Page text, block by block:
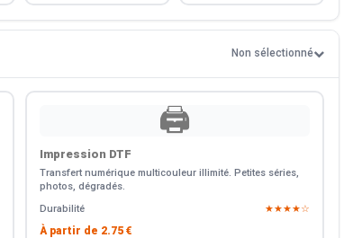
Non sélectionné
🖨️
Impression DTF
Transfert numérique multicouleur illimité. Petites séries,
photos, dégradés.
Durabilité
★★★★☆
À partir de 2.75 €